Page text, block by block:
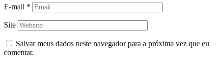
E-mail *
Site
Salvar meus dados neste navegador para a próxima vez que eu
comentar.